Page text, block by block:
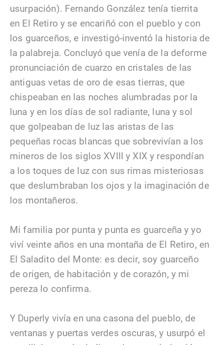
usurpación). Fernando González tenía tierrita
en El Retiro y se encariñó con el pueblo y con
los guarceños, e investigó-inventó la historia de
la palabreja. Concluyó que venía de la deforme
pronunciación de cuarzo en cristales de las
antiguas vetas de oro de esas tierras, que
chispeaban en las noches alumbradas por la
luna y en los días de sol radiante, luna y sol
que golpeaban de luz las aristas de las
pequeñas rocas blancas que sobrevivían a los
mineros de los siglos XVIII y XIX y respondían
a los toques de luz con sus rimas misteriosas
que deslumbraban los ojos y la imaginación de
los montañeros.
Mi familia por punta y punta es guarceña y yo
viví veinte años en una montaña de El Retiro, en
El Saladito del Monte: es decir, soy guarceño
de origen, de habitación y de corazón, y mi
pereza lo confirma.
Y Duperly vivía en una casona del pueblo, de
ventanas y puertas verdes oscuras, y usurpó el